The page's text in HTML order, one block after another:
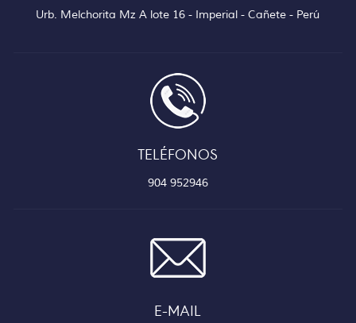
Urb. Melchorita Mz A lote 16 - Imperial - Cañete - Perú
TELÉFONOS
904 952946
E-MAIL